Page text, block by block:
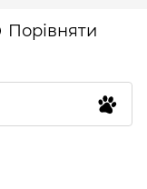
Порівняти